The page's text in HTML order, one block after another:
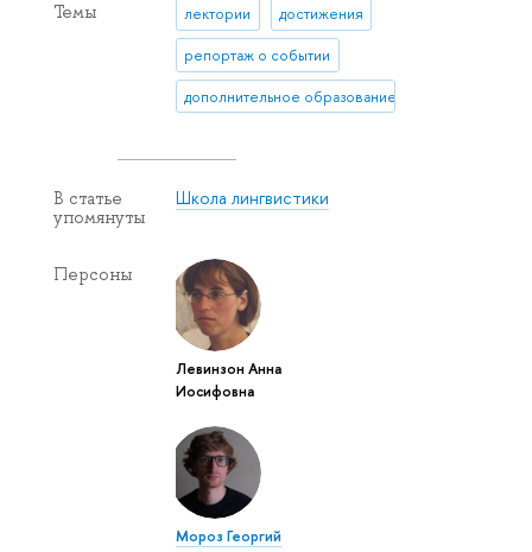
Темы лектории достижения
репортаж о событии
дополнительное образование
В статье
упомянуты
Школа лингвистики
Персоны
Левинзон Анна
Иосифовна
Мороз Георгий